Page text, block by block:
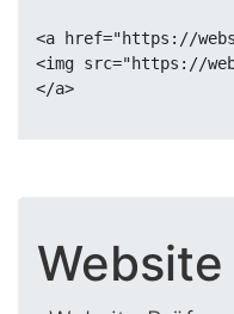
<a href="https://
<img src="https://